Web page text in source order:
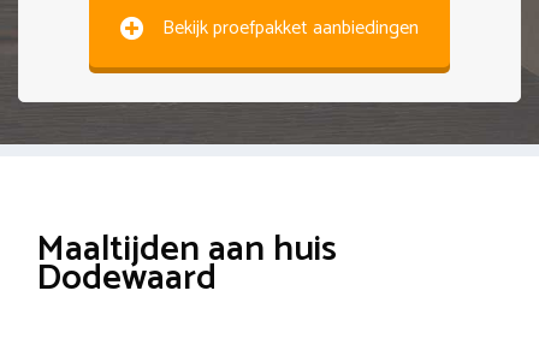
Bekijk proefpakket aanbiedingen
Maaltijden aan huis
Dodewaard